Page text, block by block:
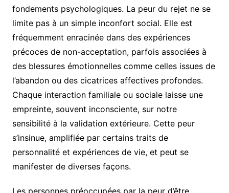
fondements psychologiques. La peur du rejet ne se
limite pas à un simple inconfort social. Elle est
fréquemment enracinée dans des expériences
précoces de non-acceptation, parfois associées à
des blessures émotionnelles comme celles issues de
l’abandon ou des cicatrices affectives profondes.
Chaque interaction familiale ou sociale laisse une
empreinte, souvent inconsciente, sur notre
sensibilité à la validation extérieure. Cette peur
s’insinue, amplifiée par certains traits de
personnalité et expériences de vie, et peut se
manifester de diverses façons.
Les personnes préoccupées par la peur d’être